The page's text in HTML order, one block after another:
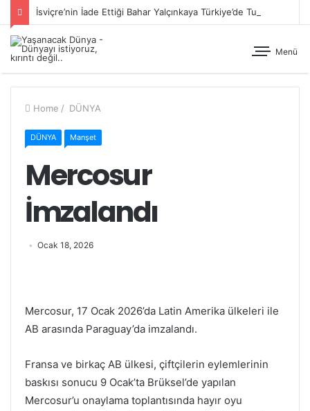
Menü
Home / DÜNYA
DÜNYA Manşet
Mercosur
İmzalandı
Ocak 18, 2026
Mercosur, 17 Ocak 2026’da Latin Amerika ülkeleri ile
AB arasında Paraguay’da imzalandı.
Fransa ve birkaç AB ülkesi, çiftçilerin eylemlerinin
baskısı sonucu 9 Ocak’ta Brüksel’de yapılan
Mercosur’u onaylama toplantısında hayır oyu